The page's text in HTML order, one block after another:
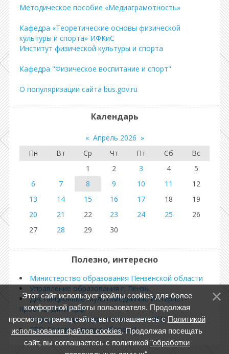
Методическое пособие «Медиаграмотность»
Кафедра «Теоретические основы физической
культуры и спорта» ИФКиС
Институт физической культуры и спорта
Кафедра "Физическое воспитание и спорт"
О популяризации сайта bus.gov.ru
Календарь
« Апрель 2026 »
Пн
Вт Ср Чт Пт Сб
Вс
1
2 3 4
5
6
7 8 9 10 11
12
13
14 15 16 17 18
19
20
21 22 23 24 25
26
27
28 29 30
Полезно, интересно
Министерство образования Пензенской области
Управление образования г. Пензы
Дистанционные Мультимедийные Интернет-
проекты ДМИП.рф
Кафедра педагогики и психологии ПГУ
ГТО: Готов к труду и обороне!
Этот сайт использует файлы cookies для более
комфортной работы пользователя. Продолжая
просмотр страниц сайта, вы соглашаетесь с Политикой
использования файлов cookies. Продолжая посещать
сайт, вы соглашаетесь с политикой "обработки